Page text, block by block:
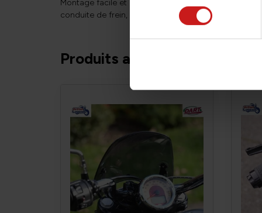
Montage facile et rapide, entièrement réversible. Pas
conduite de frein, livré avec un kit adaptateur pour
Produits associés